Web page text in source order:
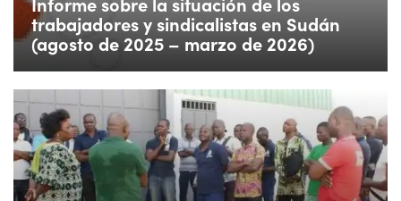
trabajadores y sindicalistas en Sudán
(agosto de 2025 – marzo de 2026)